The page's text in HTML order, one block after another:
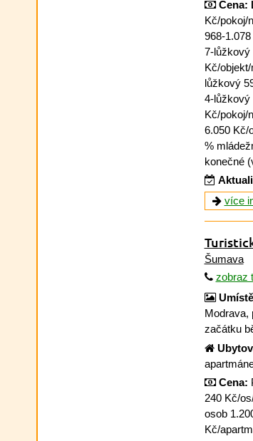
Cena:
Kč/pokoj/
968-
7-lůžkový
Kč/
lůžkový
4-lůžkový
Kč/pokoj/
6.050 Kč/
%
konečné
více
Šumava
zobraz
Modrava,
začátku
Cena:
240 Kč/
osob
Kč/